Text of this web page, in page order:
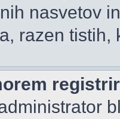
nasvetov
razen tistih,